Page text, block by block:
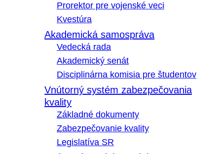
Prorektor pre vojenské veci
Kvestúra
Akademická samospráva
Vedecká rada
Akademický senát
Disciplinárna komisia pre študentov
Vnútorný systém zabezpečovania
kvality
Základné dokumenty
Zabezpečovanie kvality
Legislatíva SR